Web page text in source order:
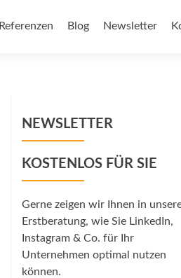
Referenzen Blog Newsletter
NEWSLETTER
KOSTENLOS FÜR SIE
Gerne zeigen wir Ihnen in
Erstberatung, wie Sie LinkedIn,
Instagram & Co. für Ihr
Unternehmen optimal nutzen
können.